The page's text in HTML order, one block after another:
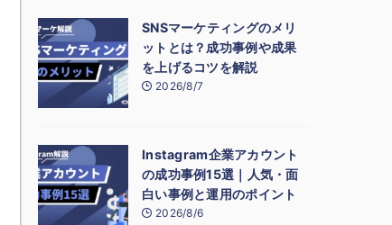
SNSマーケティングのメリ
ットとは？成功事例や成果
を上げるコツを解説
2026/8/7
Instagram企業アカウント
の成功事例15選｜人気・面
白い事例と運用のポイント
2026/8/6